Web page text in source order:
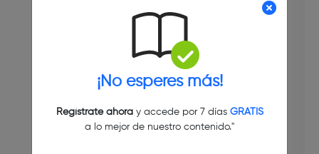
¡No esperes más!
Regístrate ahoray accede por 7 días GRATIS
a lo mejor de nuestro contenido."